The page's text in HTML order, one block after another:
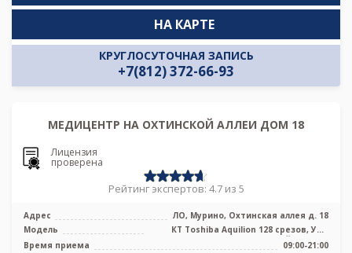
КРУГЛОСУТОЧНАЯ ЗАПИСЬ
+7(812) 372-66-93
НА КАРТЕ
МЕДИЦЕНТР НА ОХТИНСКОЙ АЛЛЕИ ДОМ 18
Лицензия
проверена
Рейтинг экспертов: 4.7 из 5
Адрес
ЛО, Мурино, Охтинская аллея д. 18
Модель
КТ Toshiba Aquilion 128 срезов, УЗИ
экспертного класса, Цифровой рентг ...
Время приема
09:00-21:00